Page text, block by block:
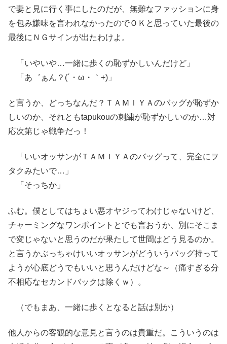
で妻と見に行く事にしたのだが、無難なファッションに身
を包み嫌味を言われなかったのでＯＫと思っていた最後の
最後にＮＧサインが出たわけよ。
「いやいや…一緒に歩くの恥ずかしいんだけど」
「あ゛ぁん？(´・ω・｀+)」
と言うか、どっちなんだ？ＴＡＭＩＹＡのバッグが恥ずか
しいのか、それともtapukouの刺繍が恥ずかしいのか…対
応次第じゃ戦争だっ！
「いいオッサンがＴＡＭＩＹＡのバッグって、完全にヲ
タクみたいで…」
「そっちか」
ふむ。僕としてはちょい悪オヤジってわけじゃないけど、
チャーミングなワンポイントとでも言おうか、別にそこま
で変じゃないと思うのだが果たして世間はどう見るのか。
と言うかぶっちゃけいいオッサンがどういうバッグ持って
ようが心底どうでもいいと思うんだけどな～（痛すぎる分
不相応なセカンドバックは除くｗ）。
（でもまあ、一緒に歩くとなると話は別か）
他人からの客観的な意見と言うのは貴重だ。こういうのは